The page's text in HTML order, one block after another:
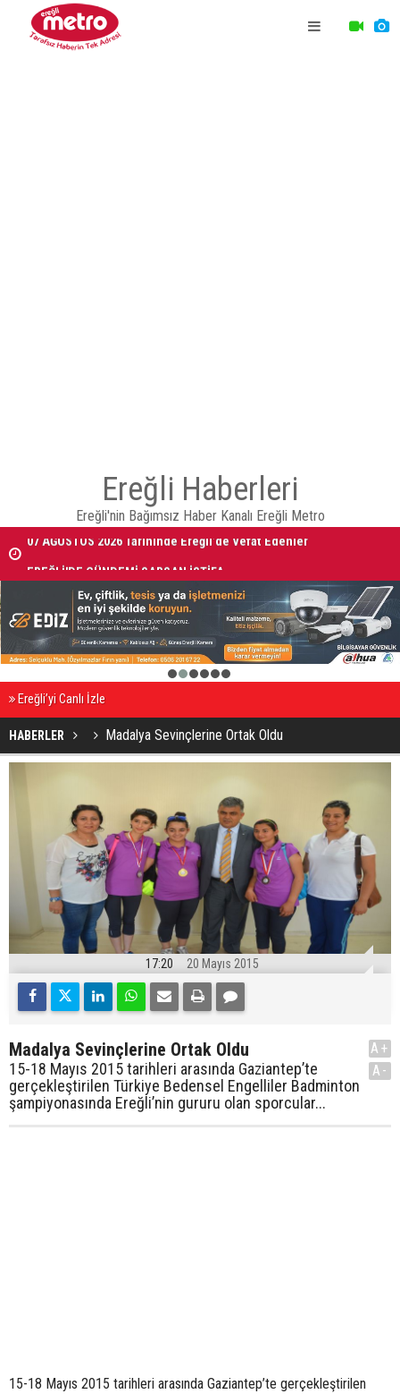
Ereğli Haberleri
Ereğli'nin Bağımsız Haber Kanalı Ereğli Metro
07 AĞUSTOS 2026 Tarihinde Ereğli’de Vefat Edenler
2 3 4 5 6
Ereğli’yi Canlı İzle
HABERLER Madalya Sevinçlerine Ortak Oldu
17:20 20 Mayıs 2015
Madalya Sevinçlerine Ortak Oldu
15-18 Mayıs 2015 tarihleri arasında Gaziantep’te
gerçekleştirilen Türkiye Bedensel Engelliler Badminton
şampiyonasında Ereğli’nin gururu olan sporcular...
A+
A-
15-18 Mayıs 2015 tarihleri arasında Gaziantep’te gerçekleştirilen